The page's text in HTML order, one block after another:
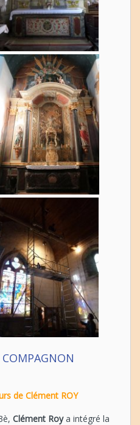
de Clément ROY
Clément Roya intégré la